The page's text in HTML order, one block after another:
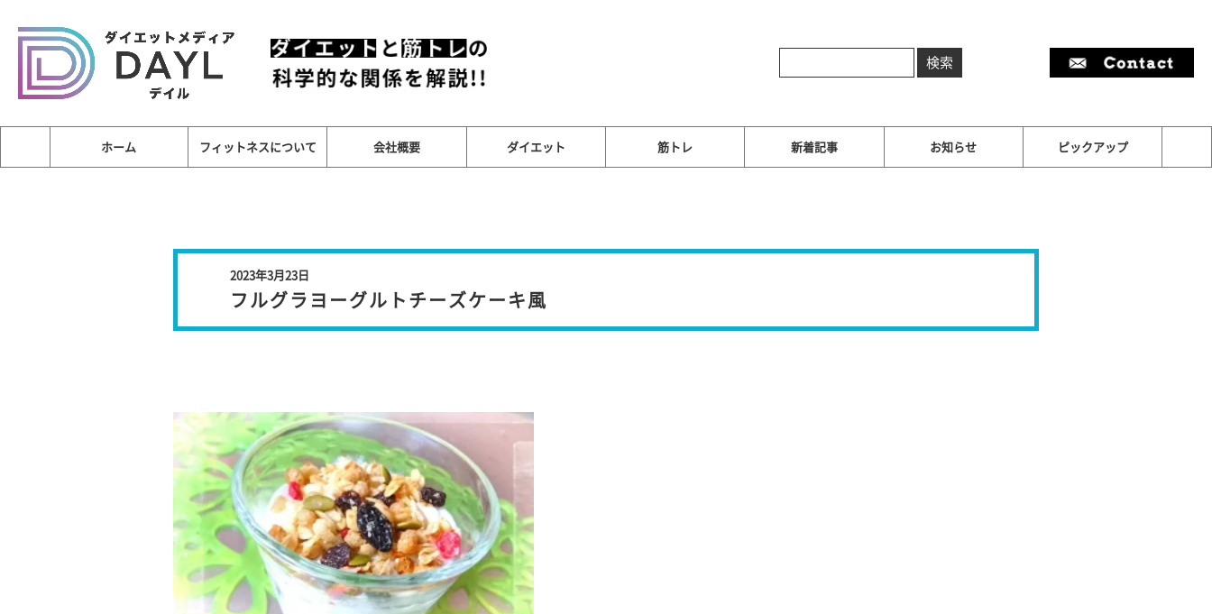
ホーム フィットネスについて 会社概要 ダイエット 筋トレ 新着記事 お知らせ ピックアップ
2023年3月23日
フルグラヨーグルトチーズケーキ風